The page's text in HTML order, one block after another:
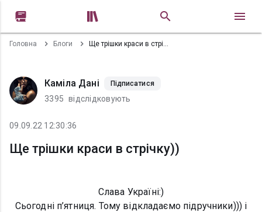
 
Головна Блоги Ще трішки краси в стрічку))
Каміла Дані Підписатися
3395 відслідковують
09.09.22 12:30:36
Ще трішки краси в стрічку))
Слава Україні:)
Сьогодні п’ятниця. Тому відкладаємо підручники))) і